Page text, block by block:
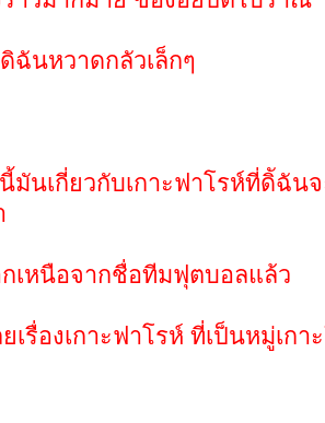
ฉันหวาดกลัวเล็กๆ
มันเกี่ยวกับเกาะฟาโรห์ที่ดิัฉัน
เหนือจากชื่อทีมฟุตบอลแล้ว
เรื่องเกาะฟาโรห์ ที่เป็นหมู่เกา